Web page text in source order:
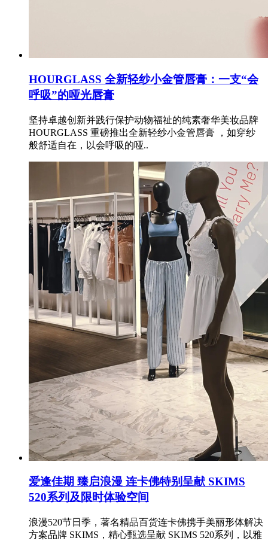
HOURGLASS 全新轻纱小金管唇膏：一支“会
呼吸”的哑光唇膏
坚持卓越创新并践行保护动物福祉的纯素奢华美妆品牌
HOURGLASS 重磅推出全新轻纱小金管唇膏 ，如穿纱
般舒适自在，以会呼吸的哑..
爱逢佳期 臻启浪漫 连卡佛特别呈献 SKIMS
520系列及限时体验空间
浪漫520节日季，著名精品百货连卡佛携手美丽形体解决
方案品牌 SKIMS，精心甄选呈献 SKIMS 520系列，以雅